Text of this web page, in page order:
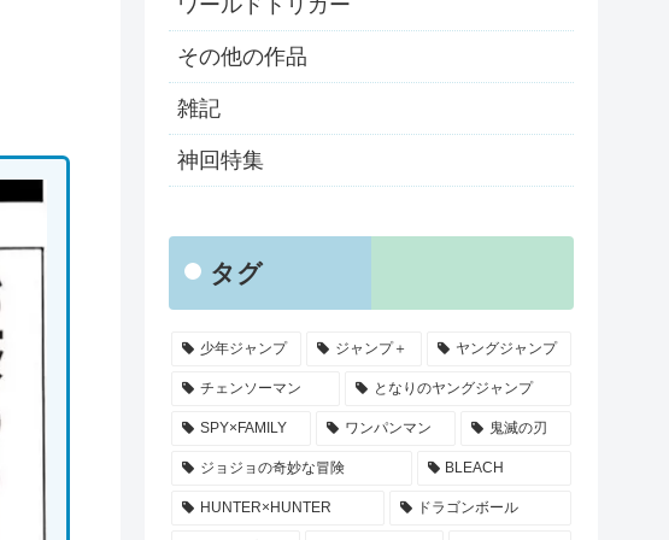
その他の作品
雑記
神回特集
タグ
少年ジャンプ ジャンプ＋ ヤングジャンプ
チェンソーマン となりのヤングジャンプ
SPY×FAMILY ワンパンマン 鬼滅の刃
ジョジョの奇妙な冒険 BLEACH
HUNTER×HUNTER ドラゴンボール